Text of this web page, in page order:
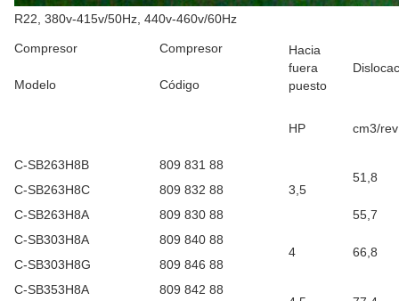
R22, 380v-415v/50Hz, 440v-460v/60Hz
Compresor Compresor
Hacia
fuera
puesto
Modelo
Código
HP cm3/rev
C-SB263H8B
809 831 88
3,5
51,8
C-SB263H8C
809 832 88
C-SB263H8A
809 830 88
55,7
C-SB303H8A
809 840 88
4
66,8
C-SB303H8G
809 846 88
C-SB353H8A
809 842 88